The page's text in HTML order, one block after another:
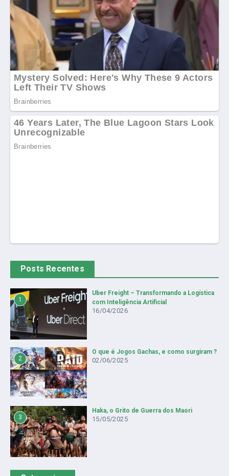
Posts Recentes
1
Uber Freight – Transformando a Logística
com Inteligência Artificial
16/04/2026
2
O que é Jogos Gachas, e como surgiram ?
02/06/2025
3
Haka, o Grito de Guerra dos Maori
15/05/2025